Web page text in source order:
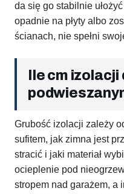
da się go stabilnie
opadnie na płyty albo
ścianach, nie spełni
Ile cm
Grubość izolacji zależy
sufitem, jak zimna jest
stracić i jaki materiał
ocieplenie pod
stropem nad garażem, a